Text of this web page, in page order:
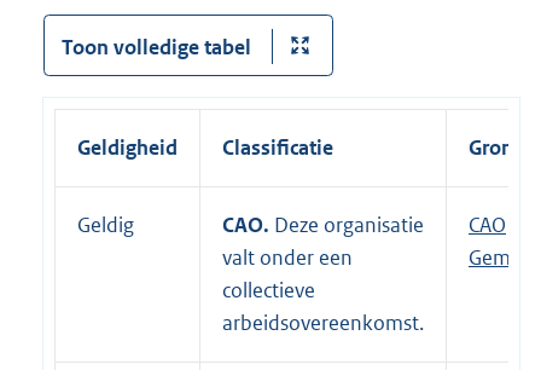
Toon volledige tabel
Geldigheid Classificatie
Geldig CAO. Deze organisatie
valt onder een
collectieve
arbeidsovereenkomst.
E
x
r
CAO